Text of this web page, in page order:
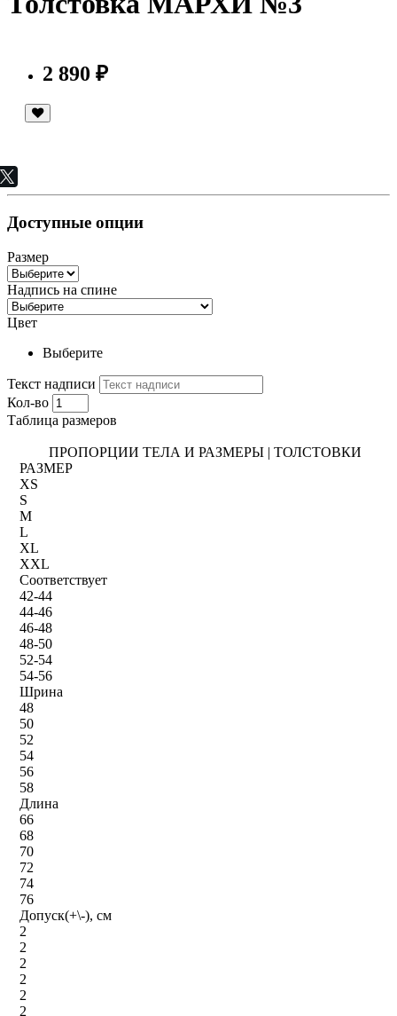
2 890 ₽
Доступные опции
Размер
Надпись на спине
Цвет
Выберите
Текст надписи
Кол-во
Таблица размеров
ПРОПОРЦИИ ТЕЛА И РАЗМЕРЫ | ТОЛСТОВКИ
РАЗМЕР
XS
S
M
L
XL
XXL
Соответствует
42-44
44-46
46-48
48-50
52-54
54-56
Шрина
48
50
52
54
56
58
Длина
66
68
70
72
74
76
Допуск(+\-), см
2
2
2
2
2
2